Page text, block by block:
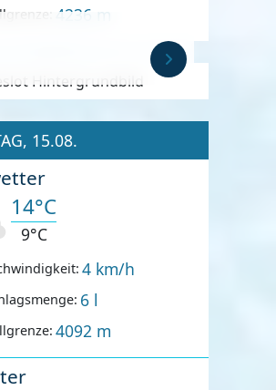
4236 m
15.08.
14°C
9°C
4 km/h
6 l
4092 m